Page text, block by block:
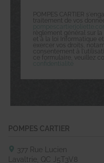
POMPES CARTIER
traitement de vos
règlement général sur la
et à la loi Informatique
exercer vos droits,
consentement à
ce formulaire, veuillez
confidentialité
POMPES CARTIER
377 Rue Lucien
Lavaltrie, QC
J5T3V8